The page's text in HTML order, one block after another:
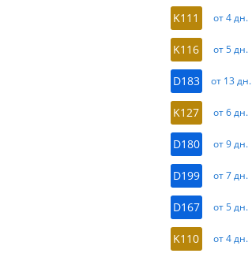
K111 от 4 дн.
K116 от 5 дн.
D183 от 13 дн.
K127 от 6 дн.
D180 от 9 дн.
D199 от 7 дн.
D167 от 5 дн.
K110 от 4 дн.